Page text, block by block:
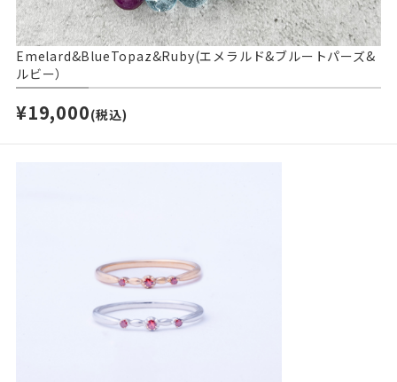
Emelard&BlueTopaz&Ruby(エメラルド&ブルートパーズ&
ルビー）
¥19,000(税込)